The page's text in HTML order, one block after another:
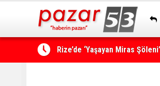
Çamlıhemşin'de kayıp